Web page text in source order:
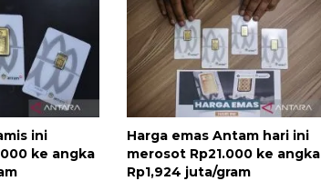
ini
ke angka
Harga emas Antam hari ini
merosot Rp21.000 ke angka
Rp1,924 juta/gram